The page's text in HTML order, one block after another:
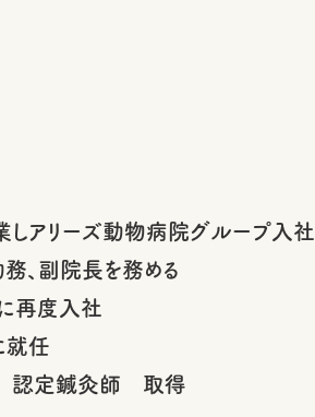
リーズ動物病院グループ入社
副院長を務める
再度入社
任
定鍼灸師 取得